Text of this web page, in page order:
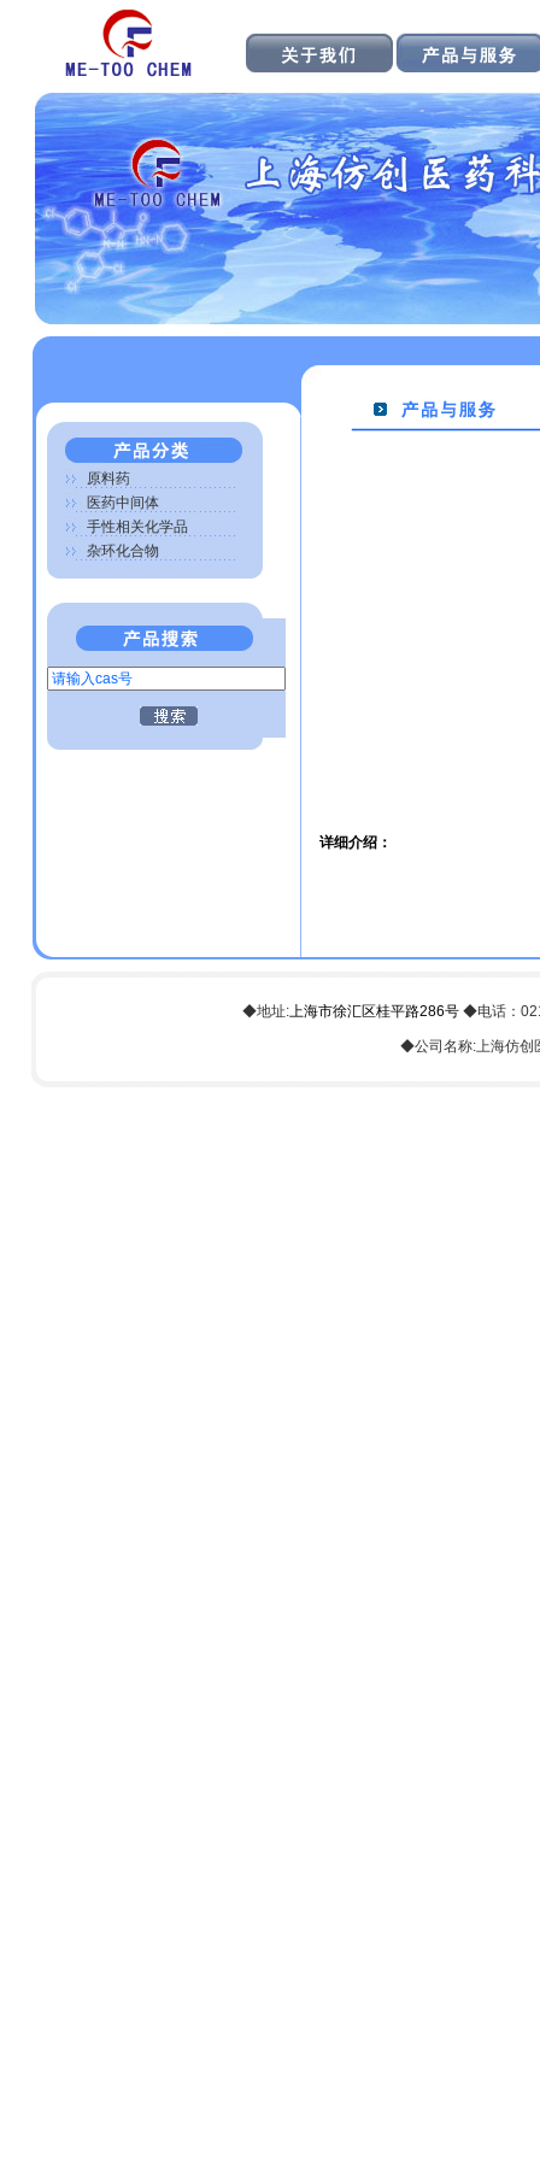
原料药
医药中间体
手性相关化学品
杂环化合物
详细介绍：
◆地址:上海市徐汇区桂平路286号 ◆电话：
◆公司名称:上海仿创